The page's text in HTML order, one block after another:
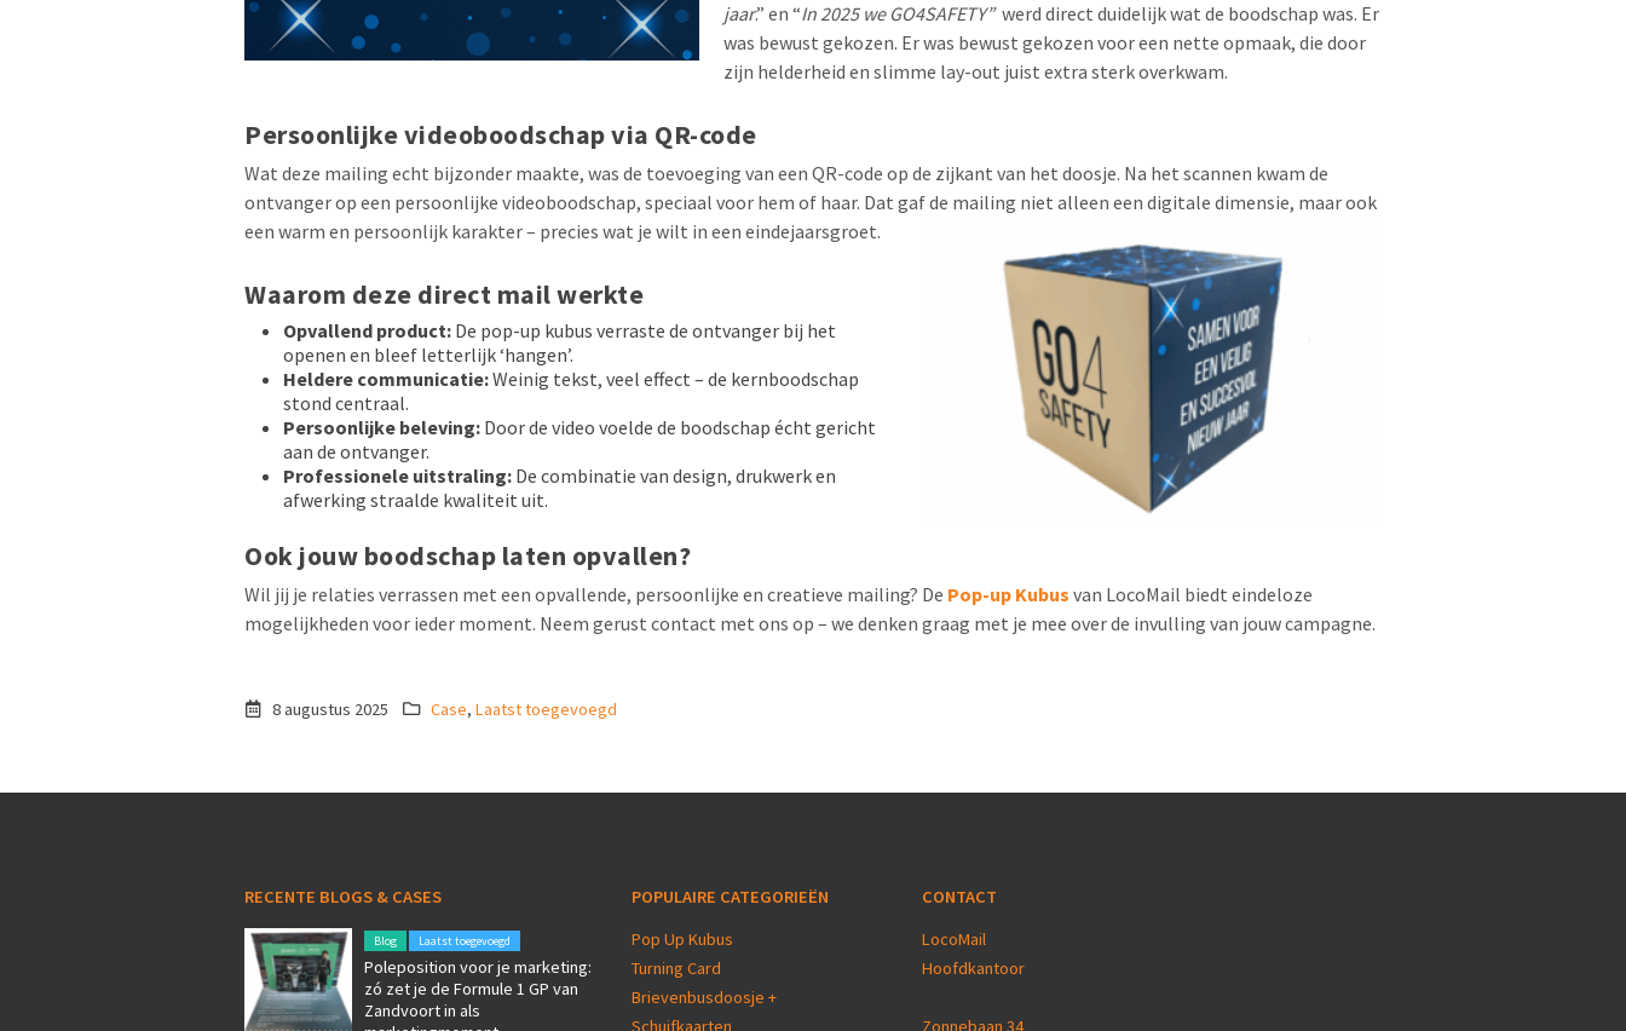
jaar.” en “In 2025 we GO4SAFETY” werd direct duidelijk wat de boodschap was. Er
was bewust gekozen. Er was bewust gekozen voor een nette opmaak, die door
zijn helderheid en slimme lay-out juist extra sterk overkwam.
Persoonlijke videoboodschap via QR-code
Wat deze mailing echt bijzonder maakte, was de toevoeging van een QR-code op de zijkant van het doosje. Na het scannen kwam de
ontvanger op een persoonlijke videoboodschap, speciaal voor hem of haar. Dat gaf de mailing niet alleen een digitale dimensie, maar ook
een warm en persoonlijk karakter – precies wat je wilt in een eindejaarsgroet.
Waarom deze direct mail werkte
Opvallend product: De pop-up kubus verraste de ontvanger bij het
openen en bleef letterlijk ‘hangen’.
Heldere communicatie:Weinig tekst, veel effect – de kernboodschap
stond centraal.
Persoonlijke beleving: Door de video voelde de boodschap écht gericht
aan de ontvanger.
Professionele uitstraling: De combinatie van design, drukwerk en
afwerking straalde kwaliteit uit.
Ook jouw boodschap laten opvallen?
Wil jij je relaties verrassen met een opvallende, persoonlijke en creatieve mailing? De Pop-up Kubus van LocoMail biedt eindeloze
mogelijkheden voor ieder moment. Neem gerust contact met ons op – we denken graag met je mee over de invulling van jouw campagne.
8 augustus 2025 Case, Laatst toegevoegd
RECENTE BLOGS & CASES
Blog Laatst toegevoegd
Poleposition voor je marketing:
zó zet je de Formule 1 GP van
Zandvoort in als
POPULAIRE CATEGORIEËN
Pop Up Kubus
Turning Card
Brievenbusdoosje +
Schuifkaarten
CONTACT
LocoMail
Hoofdkantoor
Zonnebaan 34